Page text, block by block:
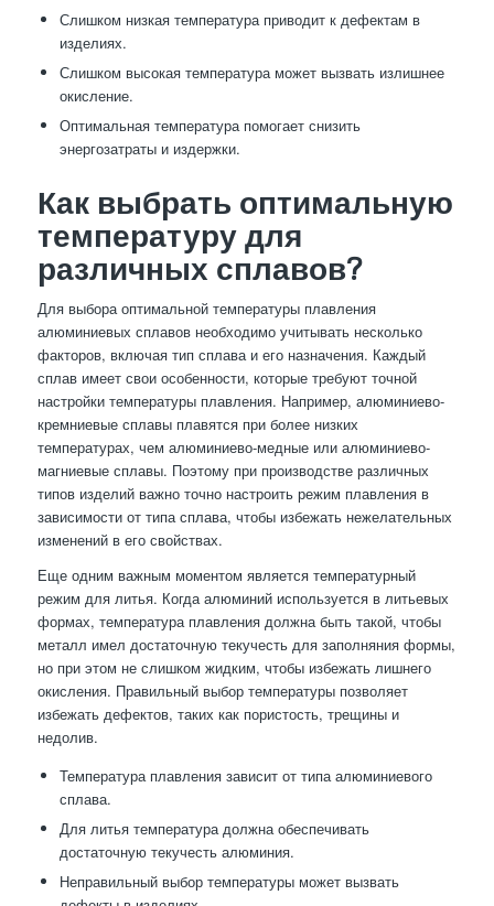
Слишком низкая температура приводит к дефектам в
изделиях.
Слишком высокая температура может вызвать излишнее
окисление.
Оптимальная температура помогает снизить
энергозатраты и издержки.
Как выбрать оптимальную
температуру для
различных сплавов?
Для выбора оптимальной температуры плавления
алюминиевых сплавов необходимо учитывать несколько
факторов, включая тип сплава и его назначения. Каждый
сплав имеет свои особенности, которые требуют точной
настройки температуры плавления. Например, алюминиево-
кремниевые сплавы плавятся при более низких
температурах, чем алюминиево-медные или алюминиево-
магниевые сплавы. Поэтому при производстве различных
типов изделий важно точно настроить режим плавления в
зависимости от типа сплава, чтобы избежать нежелательных
изменений в его свойствах.
Еще одним важным моментом является температурный
режим для литья. Когда алюминий используется в литьевых
формах, температура плавления должна быть такой, чтобы
металл имел достаточную текучесть для заполняния формы,
но при этом не слишком жидким, чтобы избежать лишнего
окисления. Правильный выбор температуры позволяет
избежать дефектов, таких как пористость, трещины и
недолив.
Температура плавления зависит от типа алюминиевого
сплава.
Для литья температура должна обеспечивать
достаточную текучесть алюминия.
Неправильный выбор температуры может вызвать